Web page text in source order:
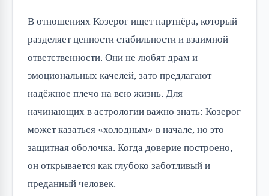
В отношениях Козерог ищет партнёра, который
разделяет ценности стабильности и взаимной
ответственности. Они не любят драм и
эмоциональных качелей, зато предлагают
надёжное плечо на всю жизнь. Для
начинающих в астрологии важно знать: Козерог
может казаться «холодным» в начале, но это
защитная оболочка. Когда доверие построено,
он открывается как глубоко заботливый и
преданный человек.